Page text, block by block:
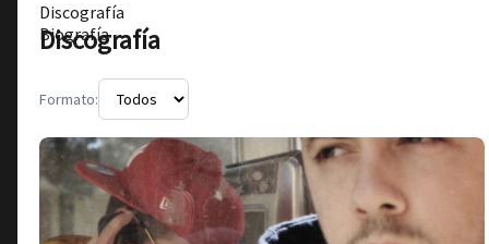
Discografía
Biografía
Discografía
Formato: